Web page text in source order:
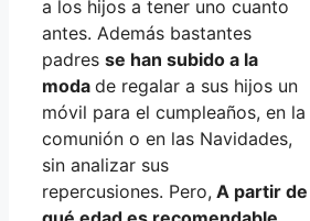
a los hijos a tener uno cuanto
antes. Además bastantes
padres se han subido a la
moda de regalar a sus hijos un
móvil para el cumpleaños, en la
comunión o en las Navidades,
sin analizar sus
repercusiones. Pero, A partir de